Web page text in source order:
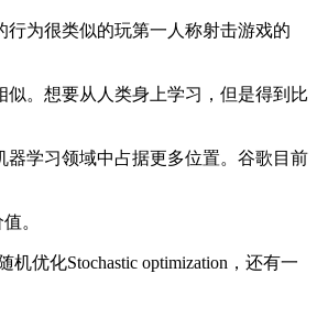
为很类似的玩第一人称射击游戏的
。想要从人类身上学习，但是得到比
学习领域中占据更多位置。谷歌目前
。
优化Stochastic optimization，还有一